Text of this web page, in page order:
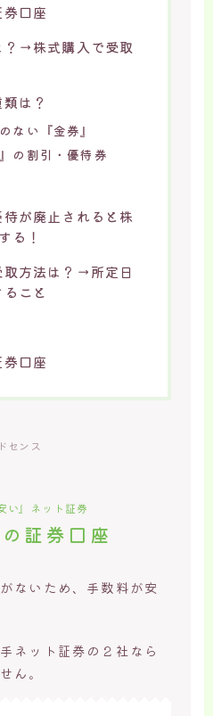
口座
？→株式購入で受取
は？
ない『金券』
の割引・優待券
待が廃止されると株
る！
取方法は？→所定日
こと
口座
センス
い』ネット証券
証券口座
ないため、手数料が安
ネット証券の２社なら
ん。